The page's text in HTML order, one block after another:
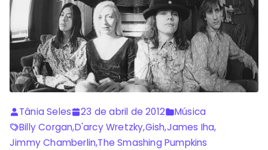
Tânia Seles 23 de abril de 2012
Música
Billy Corgan,D'arcy Wretzky,Gish,James Iha,
Jimmy Chamberlin,The Smashing Pumpkins